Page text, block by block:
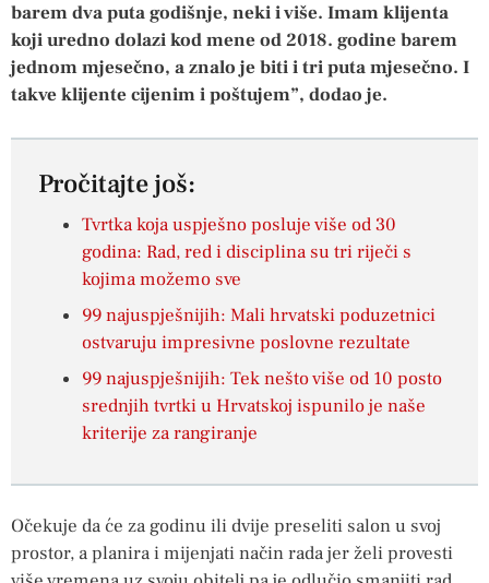
barem dva puta godišnje, neki i više. Imam klijenta
koji uredno dolazi kod mene od 2018. godine barem
jednom mjesečno, a znalo je biti i tri puta mjesečno. I
takve klijente cijenim i poštujem”, dodao je.
Pročitajte još:
Tvrtka koja uspješno posluje više od 30
godina: Rad, red i disciplina su tri riječi s
kojima možemo sve
99 najuspješnijih: Mali hrvatski poduzetnici
ostvaruju impresivne poslovne rezultate
99 najuspješnijih: Tek nešto više od 10 posto
srednjih tvrtki u Hrvatskoj ispunilo je naše
kriterije za rangiranje
Očekuje da će za godinu ili dvije preseliti salon u svoj
prostor, a planira i mijenjati način rada jer želi provesti